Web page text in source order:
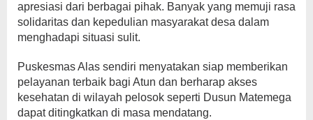
apresiasi dari berbagai pihak. Banyak yang memuji rasa
solidaritas dan kepedulian masyarakat desa dalam
menghadapi situasi sulit.
Puskesmas Alas sendiri menyatakan siap memberikan
pelayanan terbaik bagi Atun dan berharap akses
kesehatan di wilayah pelosok seperti Dusun Matemega
dapat ditingkatkan di masa mendatang.